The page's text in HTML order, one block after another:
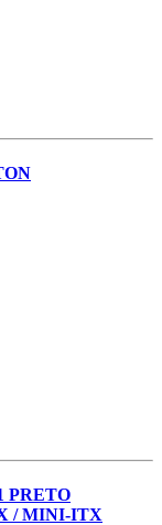
PRETO
/ MINI-ITX